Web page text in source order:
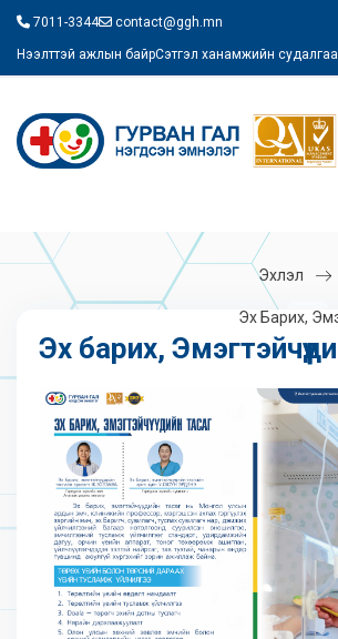
7011-3344 contact@ggh.mn
Нээлттэй ажлын байрСэтгэл ханамжийн судалгаа
Эхлэл
Эх Барих,
Эх барих,